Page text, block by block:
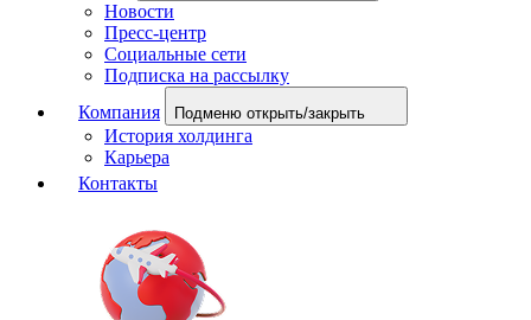
Новости
Пресс-центр
Социальные сети
Подписка на рассылку
Компания
Подменю открыть/закрыть
История холдинга
Карьера
Контакты